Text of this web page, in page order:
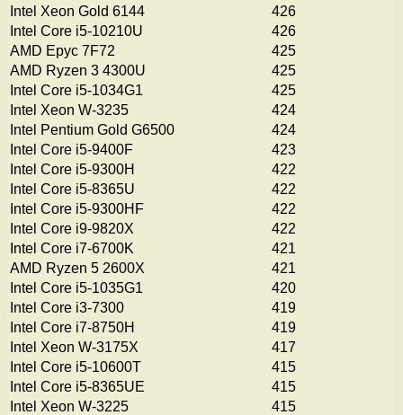
Intel Xeon Gold 6144
426
Intel Core i5-10210U
426
AMD Epyc 7F72
425
AMD Ryzen 3 4300U
425
Intel Core i5-1034G1
425
Intel Xeon W-3235
424
Intel Pentium Gold G6500
424
Intel Core i5-9400F
423
Intel Core i5-9300H
422
Intel Core i5-8365U
422
Intel Core i5-9300HF
422
Intel Core i9-9820X
422
Intel Core i7-6700K
421
AMD Ryzen 5 2600X
421
Intel Core i5-1035G1
420
Intel Core i3-7300
419
Intel Core i7-8750H
419
Intel Xeon W-3175X
417
Intel Core i5-10600T
415
Intel Core i5-8365UE
415
Intel Xeon W-3225
415